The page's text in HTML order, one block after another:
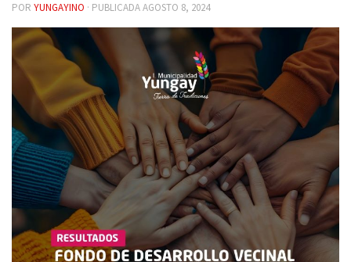
POR YUNGAYINO · PUBLICADAAGOSTO 8, 2024